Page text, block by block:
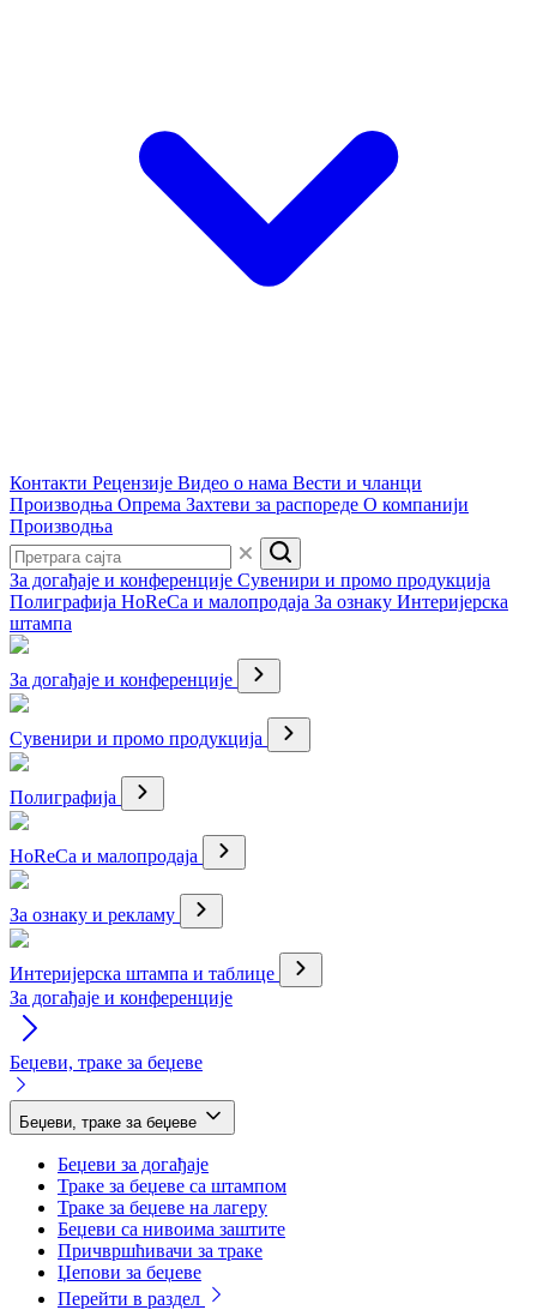
Контакти Рецензије Видео о нама Вести и чланци
Производња Опрема Захтеви за распореде О компанији
Производња
За догађаје и конференције Сувенири и промо продукција
Полиграфија HoReCa и малопродаја За ознаку Интеријерска
штампа
За догађаје и конференције
Сувенири и промо продукција
Полиграфија
HoReCa и малопродаја
За ознаку и рекламу
Интеријерска штампа и таблице
За догађаје и конференције
Беџеви, траке за беџеве
Беџеви, траке за беџеве
Беџеви за догађаје
Траке за беџеве са штампом
Траке за беџеве на лагеру
Беџеви са нивоима заштите
Причвршћивачи за траке
Џепови за беџеве
Перейти в раздел